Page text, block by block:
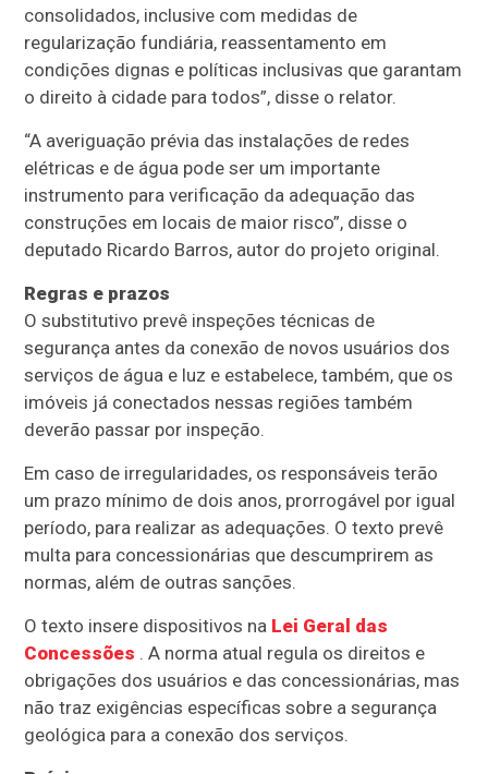
consolidados, inclusive com medidas de
regularização fundiária, reassentamento em
condições dignas e políticas inclusivas que garantam
o direito à cidade para todos”, disse o relator.
“A averiguação prévia das instalações de redes
elétricas e de água pode ser um importante
instrumento para verificação da adequação das
construções em locais de maior risco”, disse o
deputado Ricardo Barros, autor do projeto original.
Regras e prazos
Osubstitutivo prevê inspeções técnicas de
segurança antes da conexão de novos usuários dos
serviços de água e luz e estabelece, também, que os
imóveis já conectados nessas regiões também
deverão passar por inspeção.
Em caso de irregularidades, os responsáveis terão
um prazo mínimo de dois anos, prorrogável por igual
período, para realizar as adequações. O texto prevê
multa para concessionárias que descumprirem as
normas, além de outras sanções.
O texto insere dispositivos na Lei Geral das
Concessões . A norma atual regula os direitos e
obrigações dos usuários e das concessionárias, mas
não traz exigências específicas sobre a segurança
geológica para a conexão dos serviços.